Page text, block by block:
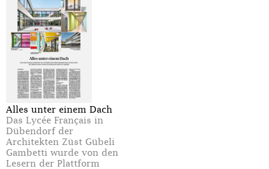
Alles unter einem Dach
Das Lycée Français in
Dübendorf der
Architekten Züst Gübeli
Gambetti wurde von den
Lesern der Plattform